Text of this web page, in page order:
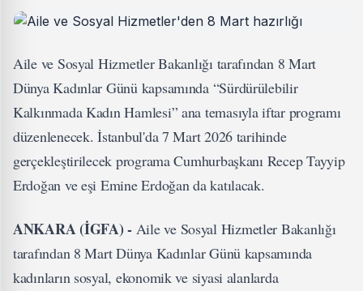
Aile ve Sosyal Hizmetler Bakanlığı tarafından 8 Mart
Dünya Kadınlar Günü kapsamında “Sürdürülebilir
Kalkınmada Kadın Hamlesi” ana temasıyla iftar programı
düzenlenecek. İstanbul'da 7 Mart 2026 tarihinde
gerçekleştirilecek programa Cumhurbaşkanı Recep Tayyip
Erdoğan ve eşi Emine Erdoğan da katılacak.
ANKARA (İGFA) - Aile ve Sosyal Hizmetler Bakanlığı
tarafından 8 Mart Dünya Kadınlar Günü kapsamında
kadınların sosyal, ekonomik ve siyasi alanlarda